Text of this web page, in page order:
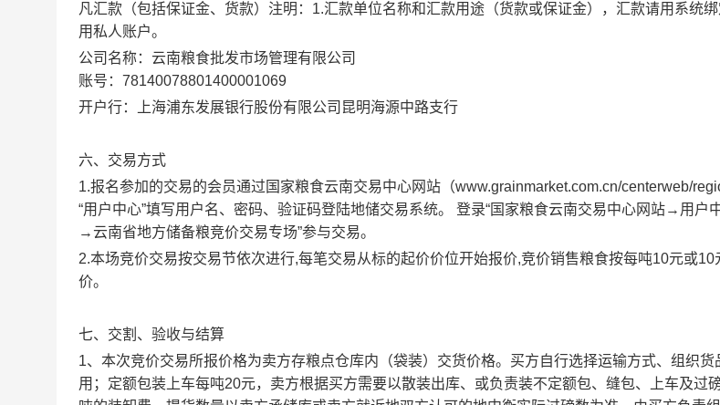
凡汇款（包括保证金、货款）注明：1.汇款单位名称和汇款用途（货款或保证金），汇款请用系统
用私人账户。
公司名称：云南粮食批发市场管理有限公司
账号：78140078801400001069
开户行：上海浦东发展银行股份有限公司昆明海源中路支行
六、交易方式
1.报名参加的交易的会员通过国家粮食云南交易中心网站（www.grainmarket.com.cn/centerweb/
“用户中心”填写用户名、密码、验证码登陆地储交易系统。
登录“国家粮食云南交易中心网站→用
→云南省地方储备粮竞价交易专场”参与交易。
2.本场竞价交易按交易节依次进行,每笔交易从标的起价价位开始报价,竞价销售粮食按每吨10元或10
价。
七、交割、验收与结算
1、本次竞价交易所报价格为卖方存粮点仓库内（袋装）交货价格。买方自行选择运输方式、组织货
用；定额包装上车每吨20元，卖方根据买方需要以散装出库、或负责装不定额包、缝包、上车及过